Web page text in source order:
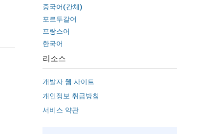
중국어(간체)
포르투갈어
프랑스어
한국어
리소스
개발자 웹 사이트
개인정보 취급방침
서비스 약관